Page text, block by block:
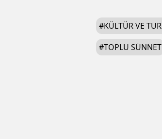
#KÜLTÜR VE
#TOPLU SÜNNET